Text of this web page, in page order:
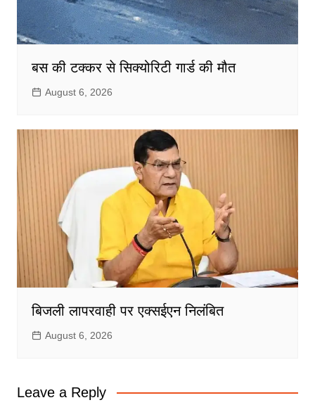
बस की टक्कर से सिक्योरिटी गार्ड की मौत
August 6, 2026
बिजली लापरवाही पर एक्सईएन निलंबित
August 6, 2026
Leave a Reply